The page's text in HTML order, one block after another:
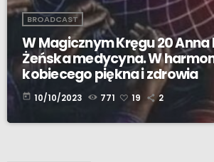
BROADCAST
W Magicznym Kręgu 20 Anna
Żeńska medycyna. W
kobiecego piękna i zdrowia
today 10/10/2023 771 19 2